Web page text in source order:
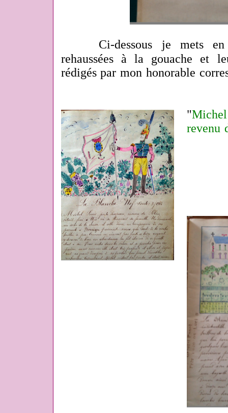
Ci-dessous je mets
rehaussées à la gouache et
rédigés par mon honorable
"
revenu